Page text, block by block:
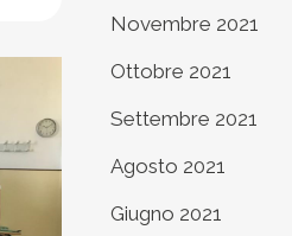
Novembre 2021
Ottobre 2021
Settembre 2021
Agosto 2021
Giugno 2021